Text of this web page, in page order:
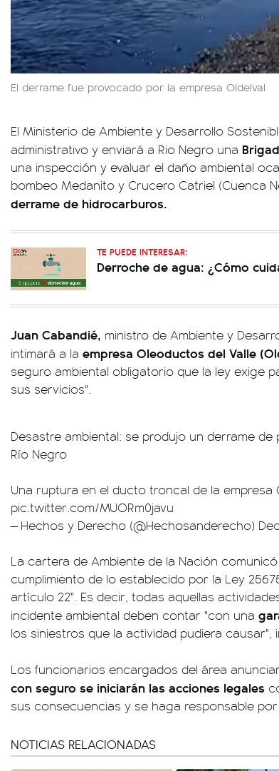
El derrame fue provocado por la empresa Oldelval
El Ministerio de Ambiente y Desarrollo
administrativo y enviará a Rio Negro una
una inspección y evaluar el daño ambiental
bombeo Medanito y Crucero Catriel (Cuenca
derrame de hidrocarburos.
TE PUEDE INTERESAR:
Derroche de agua: ¿Cómo
Juan Cabandié, ministro de Ambiente y
intimará a la empresa Oleoductos del Valle
seguro ambiental obligatorio que la ley exige
sus servicios".
Desastre ambiental: se produjo un derrame
Río Negro
Una ruptura en el ducto troncal de la empresa
pic.twitter.com/MUORm0javu
— Hechos y Derecho (@Hechosanderecho)
La cartera de Ambiente de la Nación
cumplimiento de lo establecido por la Ley
artículo 22". Es decir, todas aquellas
incidente ambiental deben contar "con una
los siniestros que la actividad pudiera causar",
Los funcionarios encargados del área
con seguro se iniciarán las acciones legales
sus consecuencias y se haga responsable
NOTICIAS RELACIONADAS